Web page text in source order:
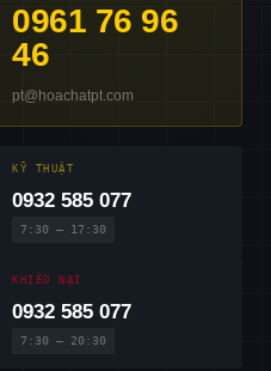
0961 76 96
46
pt@hoachatpt.com
KỸ THUẬT
0932 585 077
7:30 – 17:30
KHIẾU NẠI
0932 585 077
7:30 – 20:30